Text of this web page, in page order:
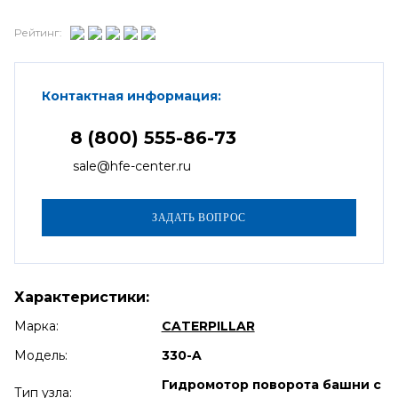
Рейтинг:
Контактная информация:
8 (800) 555-86-73
sale@hfe-center.ru
Характеристики:
Марка:
CATERPILLAR
Модель:
330-A
Тип узла:
Гидромотор поворота башни с